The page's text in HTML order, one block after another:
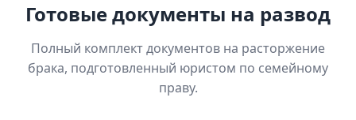
Готовые документы на развод
Полный комплект документов на расторжение
брака, подготовленный юристом по семейному
праву.